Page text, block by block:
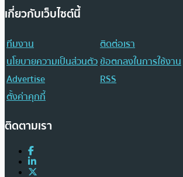
เกี่ยวกับเว็บไซต์นี้
ทีมงาน
ติดต่อเรา
นโยบายความเป็นส่วนตัวข้อตกลงในการใช้งาน
Advertise
RSS
ตั้งค่าคุกกี้
ติดตามเรา